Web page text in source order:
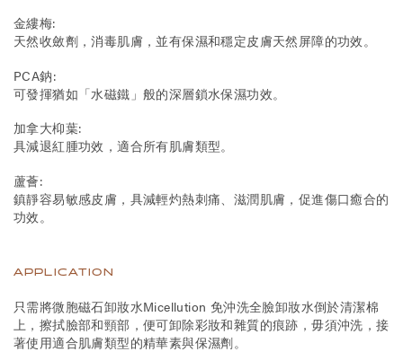
金縷梅:
天然收斂劑，消毒肌膚，並有保濕和穩定皮膚天然屏障的功效。
PCA鈉:
可發揮猶如「水磁鐵」般的深層鎖水保濕功效。
加拿大枊葉:
具減退紅腫功效，適合所有肌膚類型。
蘆薈:
鎮靜容易敏感皮膚，具減輕灼熱刺痛、滋潤肌膚，促進傷口癒合的
功效。
APPLICATION
只需將微胞磁石卸妝水Micellution 免沖洗全臉卸妝水倒於清潔棉
上，擦拭臉部和頸部，便可卸除彩妝和雜質的痕跡，毋須沖洗，接
著使用適合肌膚類型的精華素與保濕劑。